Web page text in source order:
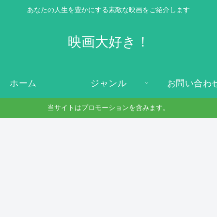
あなたの人生を豊かにする素敵な映画をご紹介します
映画大好き！
ホーム ジャンル お問い合わ
当サイトはプロモーションを含みます。